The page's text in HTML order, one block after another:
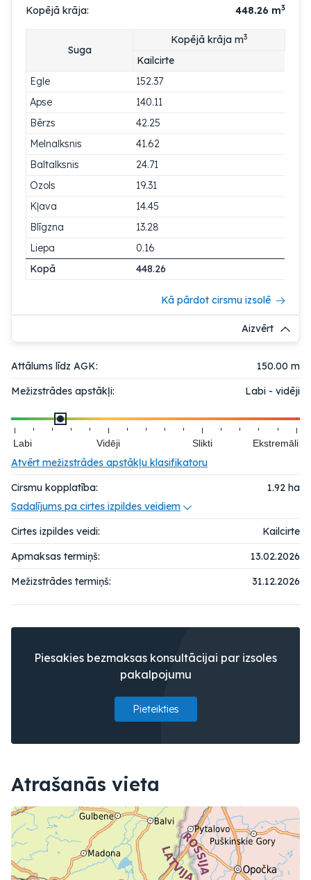
Kopējā krāja: 448.26 m3
Suga
Kopējā krāja m3
Kailcirte
Egle
152.37
Apse
140.11
Bērzs
42.25
Melnalksnis
41.62
Baltalksnis
24.71
Ozols
19.31
Kļava
14.45
Blīgzna
13.28
Liepa
0.16
Kopā
448.26
Kā pārdot cirsmu izsolē
Aizvērt
Attālums līdz AGK:
150.00 m
Mežizstrādes apstākļi:
Labi - vidēji
Labi Vidēji Slikti Ekstremāli
Atvērt mežizstrādes apstākļu klasifikatoru
Cirsmu kopplatība:
1.92 ha
Sadalījums pa cirtes izpildes veidiem
Cirtes izpildes veidi:
Kailcirte
Apmaksas termiņš:
13.02.2026
Mežizstrādes termiņš:
31.12.2026
Piesakies bezmaksas konsultācijai par izsoles
pakalpojumu
Pieteikties
Atrašanās vieta